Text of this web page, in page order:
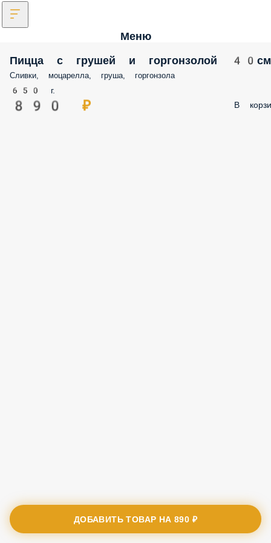
Меню
Пицца с грушей и горгонзолой 40см
Сливки, моцарелла, груша, горгонзола
650 г.
890 ₽ В
ДОБАВИТЬ ТОВАР НА890 ₽